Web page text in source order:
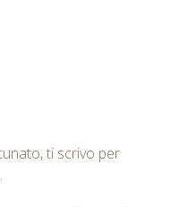
ti scrivo per